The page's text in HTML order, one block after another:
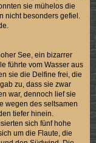
sie mühelos die
nicht besonders gefiel.
See, ein bizarrer
führte vom Wasser aus
sie die Delfine frei, die
zu, dass sie zwar
war, dennoch lief sie
wegen des seltsamen
tiefer hinein.
sich fünf hohe
um die Flaute, die